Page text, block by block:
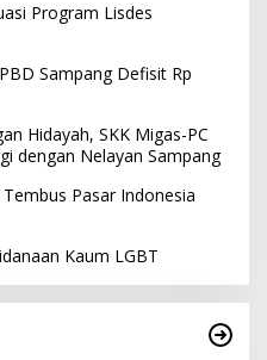
Program Lisdes
Sampang Defisit Rp
Hidayah, SKK Migas-PC
dengan Nelayan Sampang
Pasar Indonesia
Kaum LGBT